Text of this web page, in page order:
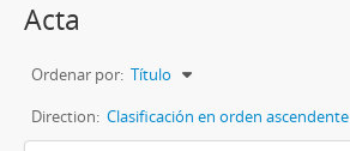
Acta
Ordenar por: Título
Direction: Clasificación en orden ascendente